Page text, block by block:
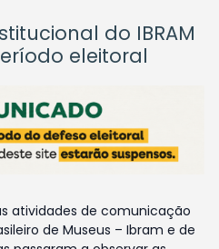
do IBRAM
eleitoral
atividades de comunicação
de Museus – Ibram e de